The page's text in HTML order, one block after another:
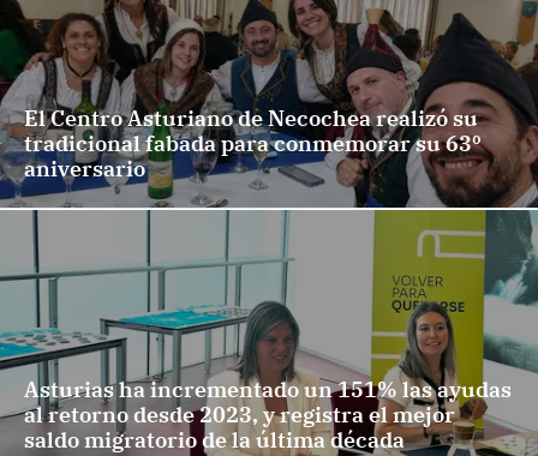
El Centro Asturiano de Necochea realizó su
tradicional fabada para conmemorar su 63º
aniversario
Asturias ha incrementado un 151% las ayudas
al retorno desde 2023, y registra el mejor
saldo migratorio de la última década